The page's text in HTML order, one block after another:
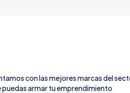
con las mejores marcas del
puedas armar tu emprendimiento